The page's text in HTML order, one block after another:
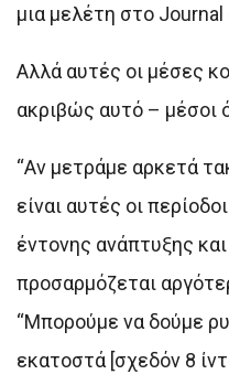
μια μελέτη στο
Αλλά αυτές οι μέσες
ακριβώς αυτό – μέσοι
“Αν μετράμε αρκετά
είναι αυτές οι
έντονης ανάπτυξης
προσαρμόζεται
“Μπορούμε να δούμε
εκατοστά [σχεδόν 8